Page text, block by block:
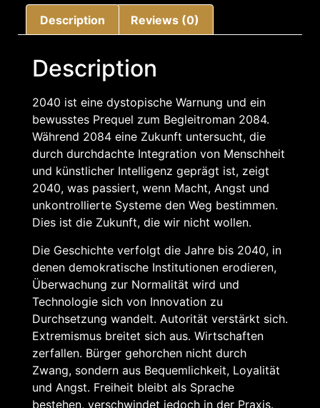
Description Reviews (0)
Description
2040 ist eine dystopische Warnung und ein
bewusstes Prequel zum Begleitroman 2084.
Während 2084 eine Zukunft untersucht, die
durch durchdachte Integration von Menschheit
und künstlicher Intelligenz geprägt ist, zeigt
2040, was passiert, wenn Macht, Angst und
unkontrollierte Systeme den Weg bestimmen.
Dies ist die Zukunft, die wir nicht wollen.
Die Geschichte verfolgt die Jahre bis 2040, in
denen demokratische Institutionen erodieren,
Überwachung zur Normalität wird und
Technologie sich von Innovation zu
Durchsetzung wandelt. Autorität verstärkt sich.
Extremismus breitet sich aus. Wirtschaften
zerfallen. Bürger gehorchen nicht durch
Zwang, sondern aus Bequemlichkeit, Loyalität
und Angst. Freiheit bleibt als Sprache
bestehen, verschwindet jedoch in der Praxis.